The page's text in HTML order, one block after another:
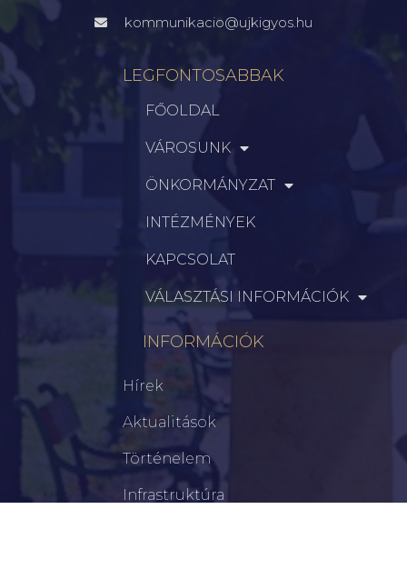
kommunikacio@ujkigyos.hu
LEGFONTOSABBAK
FŐOLDAL
VÁROSUNK
ÖNKORMÁNYZAT
INTÉZMÉNYEK
KAPCSOLAT
VÁLASZTÁSI INFORMÁCIÓK
INFORMÁCIÓK
Hírek
Aktualitások
Történelem
Infrastruktúra